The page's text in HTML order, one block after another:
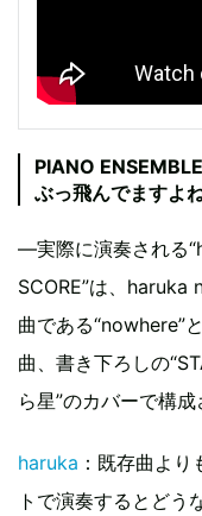
PIANO
ぶっ飛んでますよ
—実際に演奏される
SCORE”は、haruka
曲である“nowhere”
曲、書き下ろしの
ら星”のカバーで構成
haruka ：既存曲よ
トで演奏するとどう